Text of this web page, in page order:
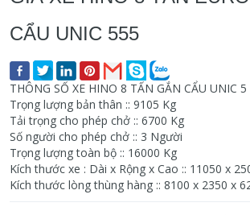
CẨU UNIC 555
THÔNG SỐ XE HINO 8 TẤN GẮN CẨU UNIC
Trọng lượng bản thân :: 9105 Kg
Tải trọng cho phép chở :: 6700 Kg
Số người cho phép chở :: 3 Người
Trọng lượng toàn bộ :: 16000 Kg
Kích thước xe : Dài x Rộng x Cao :: 11050 x
Kích thước lòng thùng hàng :: 8100 x 2350 x